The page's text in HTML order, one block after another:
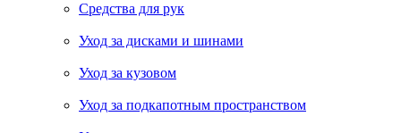
Средства для рук
Уход за дисками и шинами
Уход за кузовом
Уход за подкапотным пространством